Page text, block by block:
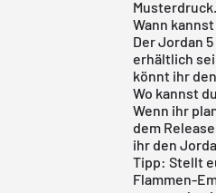
Wann
Der Jordan
erhältlich
könnt ihr
Wo kannst
Wenn ihr
dem
ihr den
Tipp: Stellt
Flammen-